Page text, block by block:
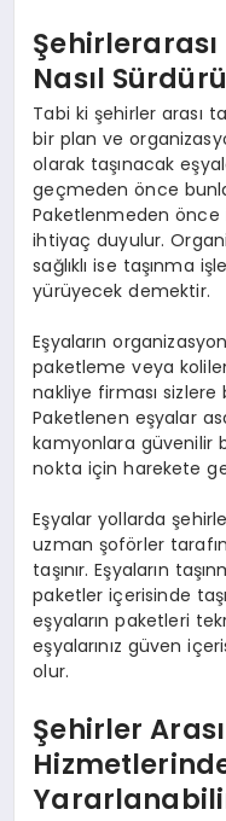
Nasıl
Tabi ki şehirler arası
bir plan ve
olarak taşınacak
geçmeden önce
Paketlenmeden önce
ihtiyaç duyulur.
sağlıklı ise taşınma
yürüyecek demektir.
Eşyaların
paketleme veya
nakliye firması
Paketlenen eşyalar
kamyonlara güvenilir
nokta için harekete
Eşyalar yollarda
uzman şoförler
taşınır. Eşyaların
paketler içerisinde
eşyaların paketleri
eşyalarınız güven
olur.
Şehirler